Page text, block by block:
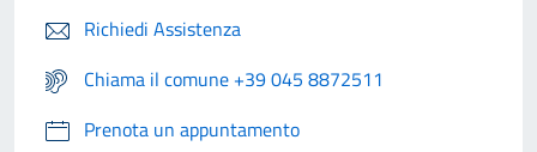
Richiedi Assistenza
Chiama il comune +39 045 8872511
Prenota un appuntamento